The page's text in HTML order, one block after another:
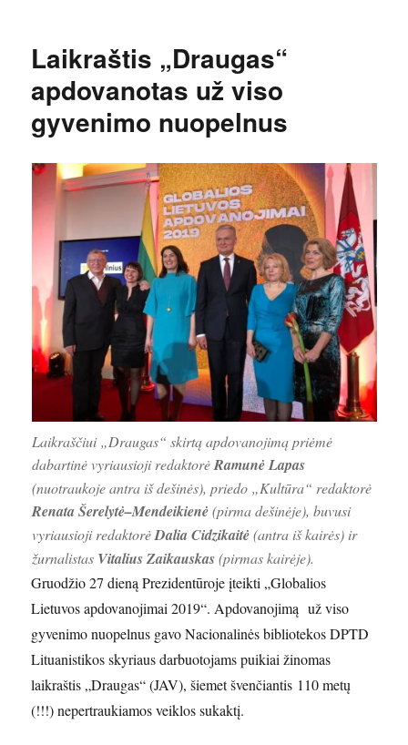
Laikraštis „Draugas“
apdovanotas už viso
gyvenimo nuopelnus
Laikraščiui „Draugas“ skirtą apdovanojimą priėmė
dabartinė vyriausioji redaktorėRamunė Lapas
(nuotraukoje antra iš dešinės), priedo „Kultūra“ redaktorė
Renata Šerelytė–Mendeikienė(pirma dešinėje), buvusi
vyriausioji redaktorėDalia Cidzikaitė(antra iš kairės) ir
žurnalistas Vitalius Zaikauskas(pirmas kairėje).
Gruodžio 27 dieną Prezidentūroje įteikti „Globalios
Lietuvos apdovanojimai 2019“. Apdovanojimą už viso
gyvenimo nuopelnus gavo Nacionalinės bibliotekos DPTD
Lituanistikos skyriaus darbuotojams puikiai žinomas
laikraštis „Draugas“ (JAV), šiemet švenčiantis 110 metų
(!!!) nepertraukiamos veiklos sukaktį.